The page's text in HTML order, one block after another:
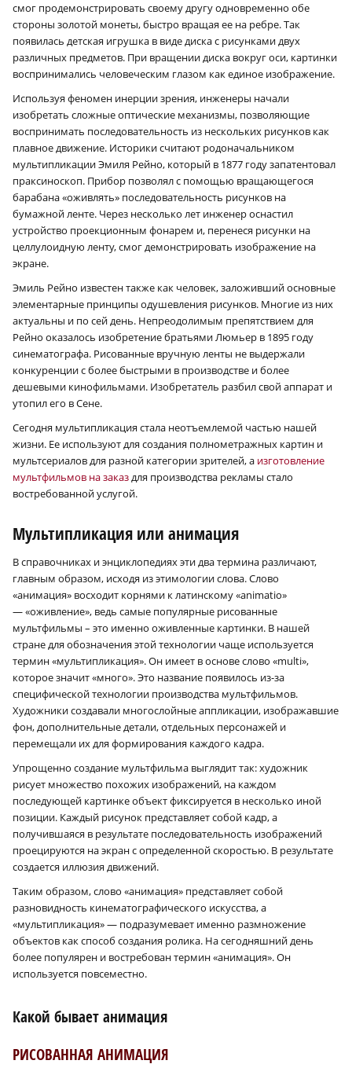
смог продемонстрировать своему другу одновременно обе
стороны золотой монеты, быстро вращая ее на ребре. Так
появилась детская игрушка в виде диска с рисунками двух
различных предметов. При вращении диска вокруг оси, картинки
воспринимались человеческим глазом как единое изображение.
Используя феномен инерции зрения, инженеры начали
изобретать сложные оптические механизмы, позволяющие
воспринимать последовательность из нескольких рисунков как
плавное движение. Историки считают родоначальником
мультипликации Эмиля Рейно, который в 1877 году запатентовал
праксиноскоп. Прибор позволял с помощью вращающегося
барабана «оживлять» последовательность рисунков на
бумажной ленте. Через несколько лет инженер оснастил
устройство проекционным фонарем и, перенеся рисунки на
целлулоидную ленту, смог демонстрировать изображение на
экране.
Эмиль Рейно известен также как человек, заложивший основные
элементарные принципы одушевления рисунков. Многие из них
актуальны и по сей день. Непреодолимым препятствием для
Рейно оказалось изобретение братьями Люмьер в 1895 году
синематографа. Рисованные вручную ленты не выдержали
конкуренции с более быстрыми в производстве и более
дешевыми кинофильмами. Изобретатель разбил свой аппарат и
утопил его в Сене.
Сегодня мультипликация стала неотъемлемой частью нашей
жизни. Ее используют для создания полнометражных картин и
мультсериалов для разной категории зрителей, а изготовление
мультфильмов на заказдля производства рекламы стало
востребованной услугой.
Мультипликация или анимация
В справочниках и энциклопедиях эти два термина различают,
главным образом, исходя из этимологии слова. Слово
«анимация» восходит корнями к латинскому «animatio»
— «оживление», ведь самые популярные рисованные
мультфильмы – это именно оживленные картинки. В нашей
стране для обозначения этой технологии чаще используется
термин «мультипликация». Он имеет в основе слово «multi»,
которое значит «много». Это название появилось из-за
специфической технологии производства мультфильмов.
Художники создавали многослойные аппликации, изображавшие
фон, дополнительные детали, отдельных персонажей и
перемещали их для формирования каждого кадра.
Упрощенно создание мультфильма выглядит так: художник
рисует множество похожих изображений, на каждом
последующей картинке объект фиксируется в несколько иной
позиции. Каждый рисунок представляет собой кадр, а
получившаяся в результате последовательность изображений
проецируются на экран с определенной скоростью. В результате
создается иллюзия движений.
Таким образом, слово «анимация» представляет собой
разновидность кинематографического искусства, а
«мультипликация» — подразумевает именно размножение
объектов как способ создания ролика. На сегодняшний день
более популярен и востребован термин «анимация». Он
используется повсеместно.
Какой бывает анимация
РИСОВАННАЯ АНИМАЦИЯ